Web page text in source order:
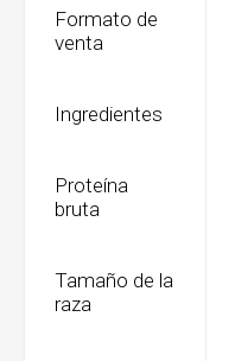
Formato de
venta
Ingredientes
Proteína
bruta
Tamaño de la
raza